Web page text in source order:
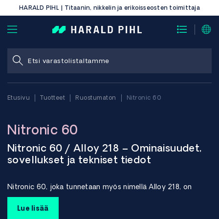
HARALD PIHL | Titaanin, nikkelin ja erikoisseosten toimittaja
Etusivu Tuotteet Ruostumaton Nitronic 60
Nitronic 60
Nitronic 60 / Alloy 218 – Ominaisuudet,
sovellukset ja tekniset tiedot
Nitronic 60, joka tunnetaan myös nimellä Alloy 218, on
austeniittinen ruostumaton teräs, joka on kehitetty
yhdistämään hyvä korroosionkestävyys erinomaiseen
Lue lisää